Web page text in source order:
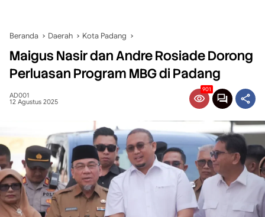
Beranda Daerah Kota Padang
Maigus Nasir dan Andre Rosiade Dorong
Perluasan Program MBG di Padang
AD001
12 Agustus 2025
901